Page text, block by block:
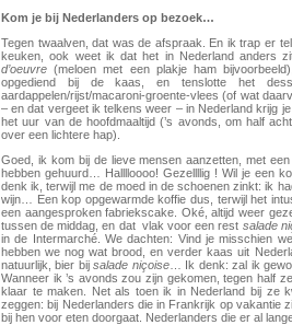
Kom je bij Nederlanders op bezoek…
Tegen twaalven, dat was de afspraak. En ik trap er
keuken, ook weet ik dat het in Nederland anders
d’oeuvre (meloen met een plakje ham
opgediend bij de kaas, en tenslotte het
aardappelen/rijst/macaroni-groente-vlees (of wat
– en dat vergeet ik telkens weer – in Nederland krijg
het uur van de hoofdmaaltijd (’s avonds, om half
over een lichtere hap).
Goed, ik kom bij de lieve mensen aanzetten, met
hebben gehuurd… Halllloooo! Gezellllig ! Wil je een
denk ik, terwijl me de moed in de schoenen zinkt: ik
wijn… Een kop opgewarmde koffie dus, terwijl het
een aangesproken fabriekscake. Oké, altijd weer
tussen de middag, en dat vlak voor een rest salade
in de Intermarché. We dachten: Vind je misschien
hebben we nog wat brood, en verder kaas uit
natuurlijk, bier bijsalade niçoise… Ik denk: zal ik
Wanneer ik ’s avonds zou zijn gekomen, tegen half
klaar te maken. Net als toen ik in Nederland bij ze
zeggen: bij Nederlanders die in Frankrijk op vakantie
bij hen voor eten doorgaat. Nederlanders die er al